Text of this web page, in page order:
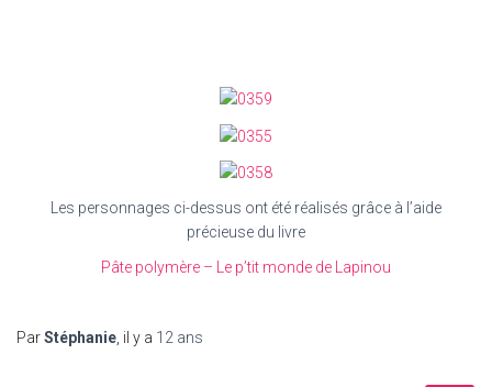
Les personnages ci-dessus ont été réalisés grâce à l’aide
précieuse du livre
Pâte polymère – Le p’tit monde de Lapinou
ParStéphanie , il y a 12 ans